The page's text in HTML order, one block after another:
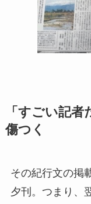
「すごい記
傷つく
その紀行文の掲
夕刊。つまり、